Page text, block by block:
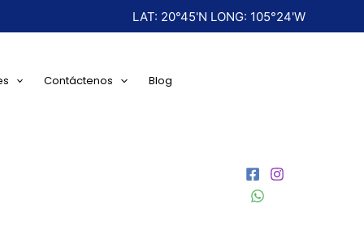
LAT: 20°45'N LONG: 105°24'W
Contáctenos Blog